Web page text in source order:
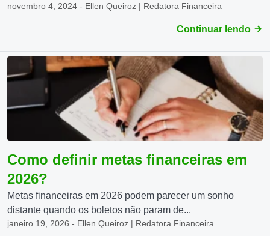
novembro 4, 2024 - Ellen Queiroz | Redatora Financeira
Continuar lendo
Como definir metas financeiras em
2026?
Metas financeiras em 2026 podem parecer um sonho
distante quando os boletos não param de...
janeiro 19, 2026 - Ellen Queiroz | Redatora Financeira